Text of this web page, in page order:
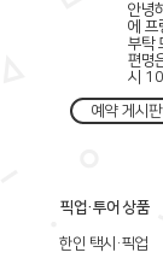
안녕
에 프
부탁
편명
시
예약 게시판
픽업·투어 상품
한인 택시·픽업